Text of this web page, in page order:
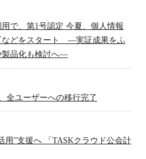
で、第1号認定 今夏、個人情報
などをスタート ―実証成果をふ
製品化も検討へ―
全ユーザーへの移行完了
用”支援へ 「TASKクラウド公会計